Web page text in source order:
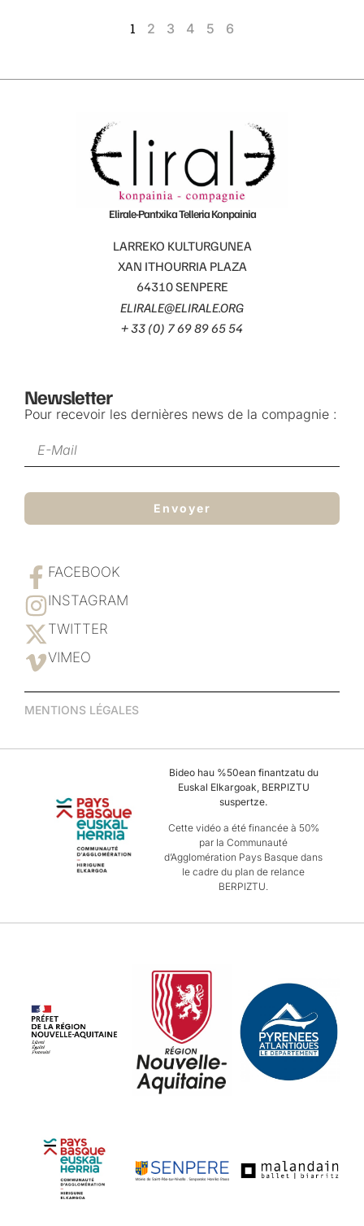
1 2 3 4 5 6
Elirale-Pantxika Telleria Konpainia
LARREKO KULTURGUNEA
XAN ITHOURRIA PLAZA
64310 SENPERE
ELIRALE@ELIRALE.ORG
+ 33 (0) 7 69 89 65 54
Newsletter
Pour recevoir les dernières news de la compagnie :
Envoyer
FACEBOOK
INSTAGRAM
TWITTER
VIMEO
MENTIONS LÉGALES
Bideo hau %50ean finantzatu du
Euskal Elkargoak, BERPIZTU
suspertze.
Cette vidéo a été financée à 50%
par la Communauté
d’Agglomération Pays Basque dans
le cadre du plan de relance
BERPIZTU.